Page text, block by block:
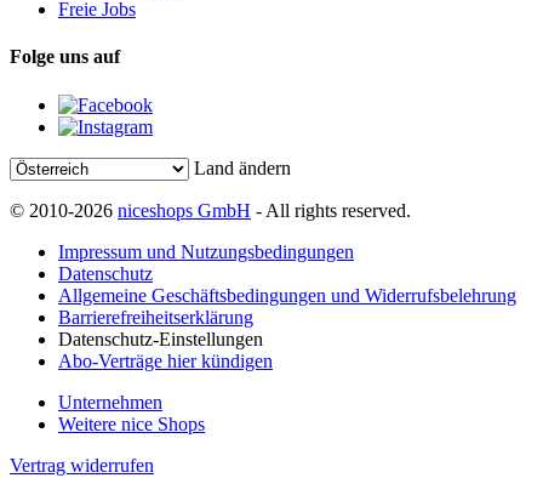
Freie Jobs
Folge uns auf
Land ändern
© 2010-2026 niceshops GmbH - All rights reserved.
Impressum und Nutzungsbedingungen
Datenschutz
Allgemeine Geschäftsbedingungen und Widerrufsbelehrung
Barrierefreiheitserklärung
Datenschutz-Einstellungen
Abo-Verträge hier kündigen
Unternehmen
Weitere nice Shops
Vertrag widerrufen